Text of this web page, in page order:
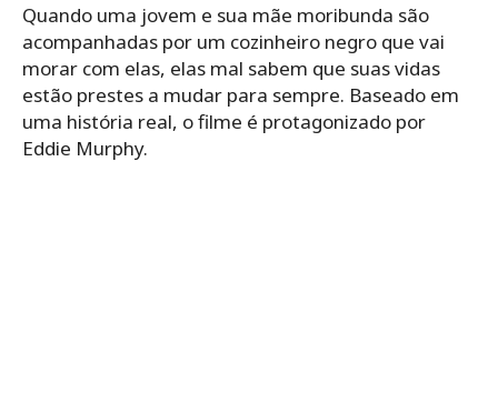
Quando uma jovem e sua mãe moribunda são
acompanhadas por um cozinheiro negro que vai
morar com elas, elas mal sabem que suas vidas
estão prestes a mudar para sempre. Baseado em
uma história real, o filme é protagonizado por
Eddie Murphy.